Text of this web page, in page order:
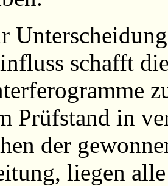
schafft
Prüfstand in
der
liegen